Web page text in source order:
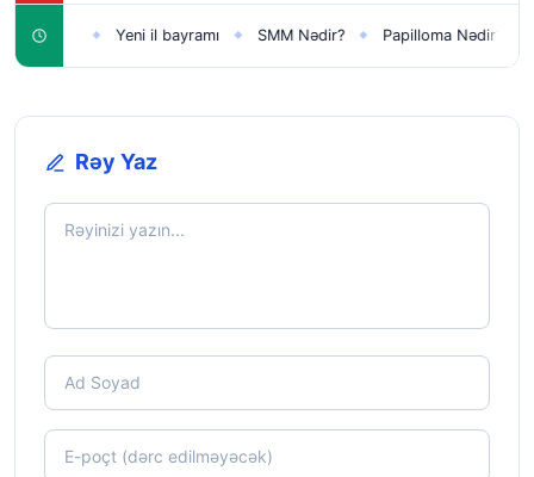
üçün Yeni il bayramı ◆ SMM Nədir? ◆ Papilloma Nədir?
Rəy Yaz